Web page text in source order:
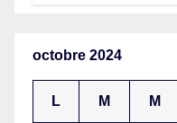
octobre 2024
L M M